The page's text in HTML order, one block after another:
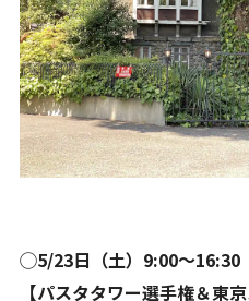
◯5/23日（土）9:00〜16:30
【パスタタワー選手権＆東